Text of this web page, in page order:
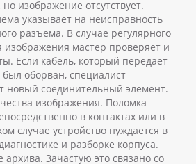
изображение отсутствует.
указывает на неисправность
разъема. В случае регулярного
изображения мастер проверяет и
Если кабель, который передает
оборван, специалист
новый соединительный элемент.
изображения. Поломка
в контактах или в
случае устройство нуждается в
и разборке корпуса.
архива. Зачастую это связано со